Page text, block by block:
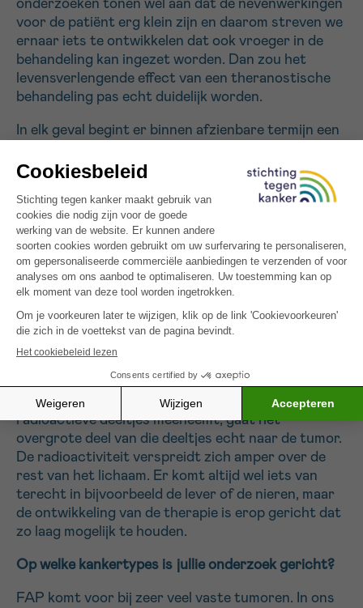
onderzoeken tonen wel aan dat de nevenwerkingen
voor de patiënt erg klein zijn en daarom streven we
ernaar iets te ontwikkelen dat ook vroeger in de
behandeling kan ingezet worden. Dan zou het
levensverlengende effect van een theranostische
behandeling pas echt duidelijk worden.
In elk geval begint er binnen afzienbare termijn een
gebruiken als kankertheranosticum. Binnen
ongeveer vijf jaar hopen we dat deze methode in
het standaardgamma zit. Binnen tien jaar hopen we
dat onze therapeutische theranostiek ook in de
klinische praktijk wordt gebruikt. En dat voor zéér
veel kankertypes, want FAP is eenbiomarkervoor
bijna alle kankers (met uitzondering van
bloedkankers).
Brengt het radioactieve aspect van deze
behandeling geen gevaren met zich mee?
Door te werken met een molecule die FAP
opspoort en daar naartoe gaat en dan de
radioactieve deeltjes meeneemt, gaat het
overgrote deel van die deeltjes echt naar de tumor.
De radioactiviteit verspreidt zich amper over de
rest van het lichaam. Er komt altijd wel iets van
terecht in bijvoorbeeld de lever of de nieren, maar
de ontwikkeling van de therapie is erop gericht dat
zo laag mogelijk te houden.
Op welke kankertypes is jullie onderzoek gericht?
FAP komt voor bij zeer veel vaste tumoren. In ons